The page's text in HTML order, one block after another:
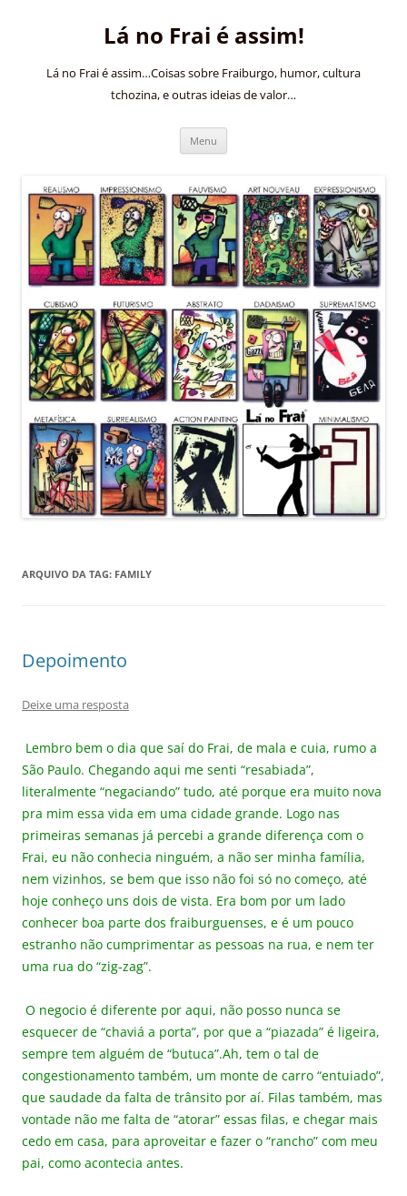
Lá no Frai é assim!
Lá no Frai é assim…Coisas sobre Fraiburgo, humor, cultura
tchozina, e outras ideias de valor…
Menu
ARQUIVO DA TAG: FAMILY
Depoimento
Deixe uma resposta
Lembro bem o dia que saí do Frai, de mala e cuia, rumo a
São Paulo. Chegando aqui me senti “resabiada”,
literalmente “negaciando” tudo, até porque era muito nova
pra mim essa vida em uma cidade grande. Logo nas
primeiras semanas já percebi a grande diferença com o
Frai, eu não conhecia ninguém, a não ser minha família,
nem vizinhos, se bem que isso não foi só no começo, até
hoje conheço uns dois de vista. Era bom por um lado
conhecer boa parte dos fraiburguenses, e é um pouco
estranho não cumprimentar as pessoas na rua, e nem ter
uma rua do “zig-zag”.
O negocio é diferente por aqui, não posso nunca se
esquecer de “chaviá a porta”, por que a “piazada” é ligeira,
sempre tem alguém de “butuca”.Ah, tem o tal de
congestionamento também, um monte de carro “entuiado”,
que saudade da falta de trânsito por aí. Filas também, mas
vontade não me falta de “atorar” essas filas, e chegar mais
cedo em casa, para aproveitar e fazer o “rancho” com meu
pai, como acontecia antes.